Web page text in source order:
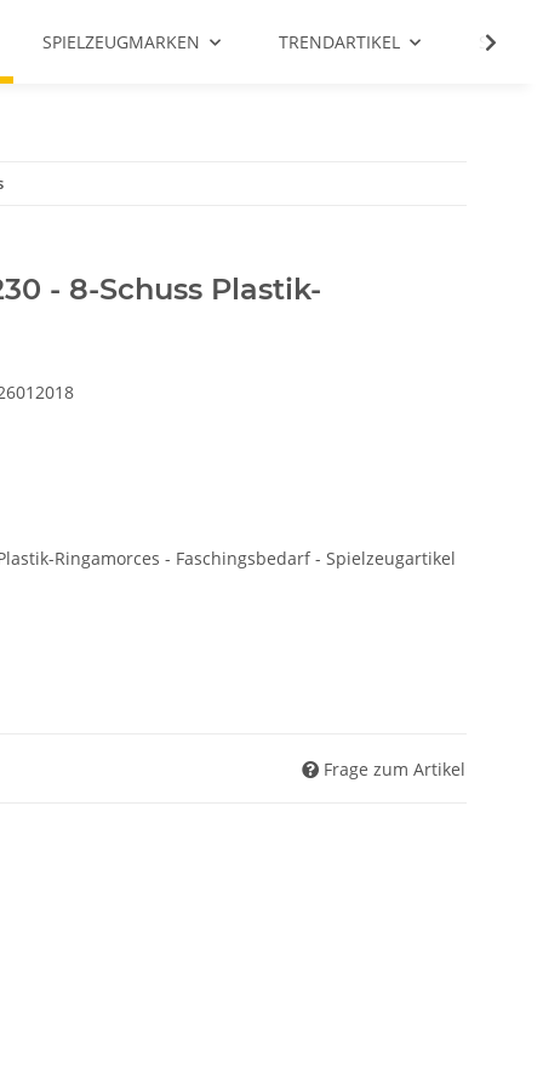
SPIELZEUGMARKEN TRENDARTIKEL SALE %
- 8-Schuss Plastik-
Ringamorces - Faschingsbedarf - Spielzeugartikel
Frage zum Artikel